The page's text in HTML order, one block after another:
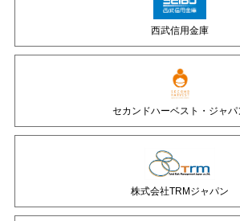
西武信用金庫
セカンドハーベスト・ジャパ
株式会社TRMジャパン